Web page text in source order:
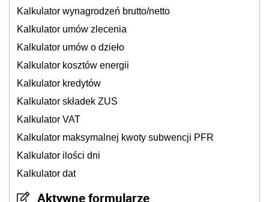
Kalkulator wynagrodzeń brutto/netto
Kalkulator umów zlecenia
Kalkulator umów o dzieło
Kalkulator kosztów energii
Kalkulator kredytów
Kalkulator składek ZUS
Kalkulator VAT
Kalkulator maksymalnej kwoty subwencji PFR
Kalkulator ilości dni
Kalkulator dat
Aktywne formularze